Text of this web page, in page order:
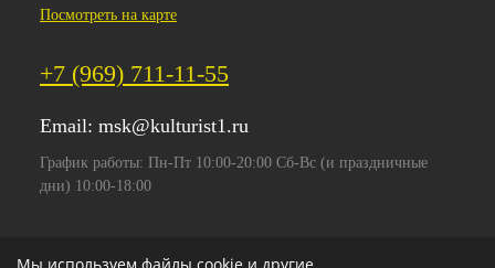
Посмотреть на карте
+7 (969) 711-11-55
Email: msk@kulturist1.ru
График работы: Пн-Пт 10:00-20:00 Сб-Вс (и праздничные
дни) 10:00-18:00